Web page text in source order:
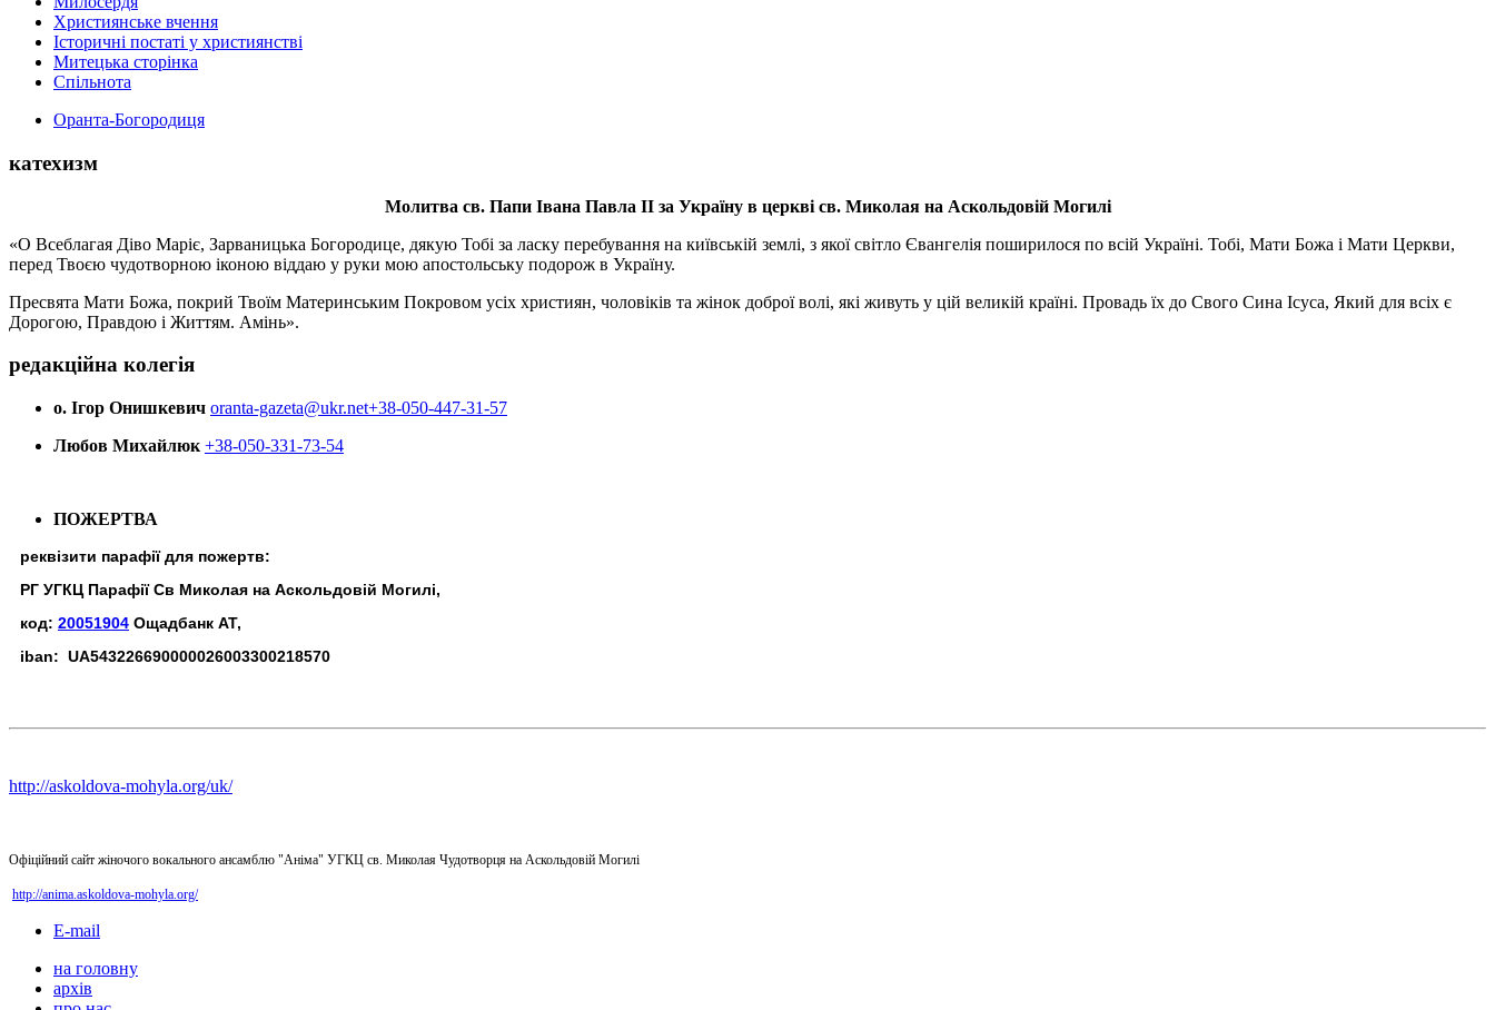
Християнське вчення
Історичні постаті у християнстві
Митецька сторінка
Спільнота
Оранта-Богородиця
катехизм
Молитва св. Папи Івана Павла ІІ за Україну в церкві св. Миколая на Аскольдовій Могилі
«О Всеблагая Діво Маріє, Зарваницька Богородице, дякую Тобі за ласку перебування на київській землі, з якої світло Євангелія поширилося по всій Україні. Тобі, Мати Божа і Мати Церкви,
перед Твоєю чудотворною іконою віддаю у руки мою апостольську подорож в Україну.
Пресвята Мати Божа, покрий Твоїм Материнським Покровом усіх християн, чоловіків та жінок доброї волі, які живуть у цій великій країні. Провадь їх до Свого Сина Ісуса, Який для всіх є
Дорогою, Правдою і Життям. Амінь».
редакційна колегія
о. Ігор Онишкевич oranta-gazeta@ukr.net+38-050-447-31-57
Любов Михайлюк +38-050-331-73-54
ПОЖЕРТВА
реквізити парафії для пожертв:
РГ УГКЦ Парафії Св Миколая на Аскольдовій Могилі,
код: 20051904 Ощадбанк АТ,
iban: UA543226690000026003300218570
http://askoldova-mohyla.org/uk/
Офіційний сайт жіночого вокального ансамблю "Аніма" УГКЦ св. Миколая Чудотворця на Аскольдовій Могилі
http://anima.askoldova-mohyla.org/
E-mail
на головну
архів